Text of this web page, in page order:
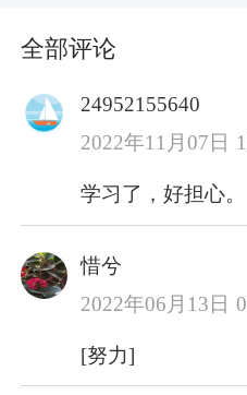
全部评论
24952155640
2022年11月07日
学习了，好担心。
惜兮
2022年06月13日
[努力]